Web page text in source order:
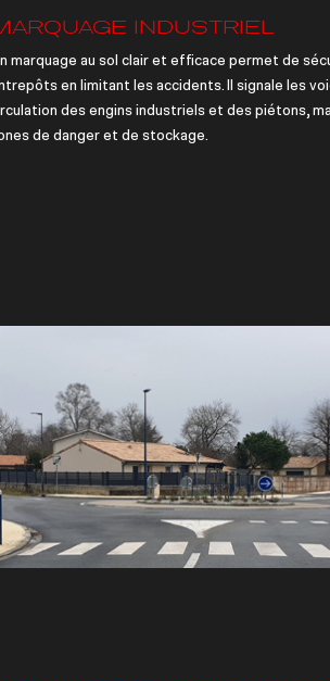
INDUSTRIEL
marquage au sol clair et efficace permet de
en limitant les accidents. Il signale les
des engins industriels et des piétons,
de danger et de stockage.